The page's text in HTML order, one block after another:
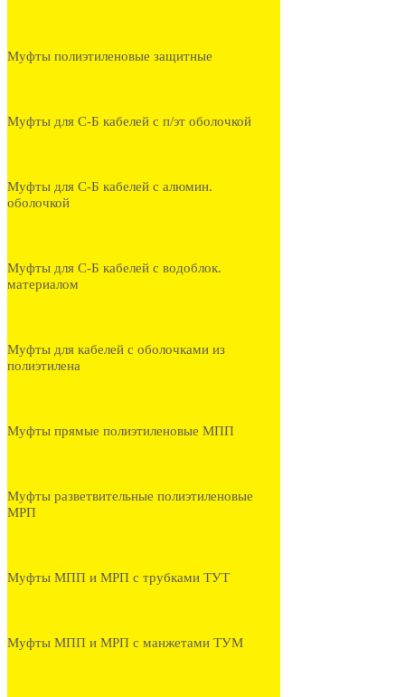
Муфты полиэтиленовые защитные
Муфты для С-Б кабелей с п/эт оболочкой
Муфты для С-Б кабелей с алюмин.
оболочкой
Муфты для С-Б кабелей с водоблок.
материалом
Муфты для кабелей с оболочками из
полиэтилена
Муфты прямые полиэтиленовые МПП
Муфты разветвительные полиэтиленовые
МРП
Муфты МПП и МРП с трубками ТУТ
Муфты МПП и МРП с манжетами ТУМ